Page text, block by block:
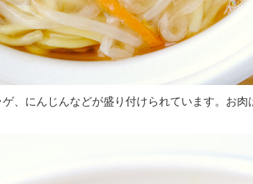
、にんじんなどが盛り付けられています。お肉